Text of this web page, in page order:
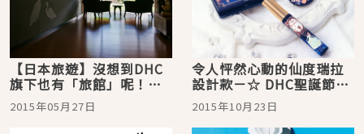
【日本旅遊】沒想到DHC
旗下也有「旅館」呢！在
伊豆・赤澤溫泉的「赤澤
迎賓館」享受美以及健康
2015年05月27日
令人怦然心動的仙度瑞拉
設計款－☆ DHC聖誕節限
定『公主系列化妝組 附贈
化妝包』♪
2015年10月23日